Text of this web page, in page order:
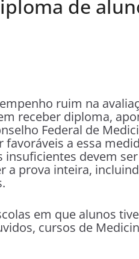
de
ruim na
receber diploma,
Federal de
a essa
insuficientes devem ser
a prova inteira,
em que alunos
cursos de